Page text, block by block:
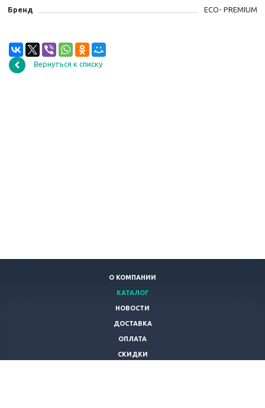
Бренд ECO- PREMIUM
Вернуться к списку
О КОМПАНИИ
КАТАЛОГ
НОВОСТИ
ДОСТАВКА
ОПЛАТА
СКИДКИ